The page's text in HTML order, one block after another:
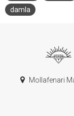
damla
Mollafenari